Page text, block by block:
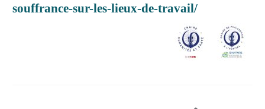
souffrance-sur-les-lieux-de-travail/